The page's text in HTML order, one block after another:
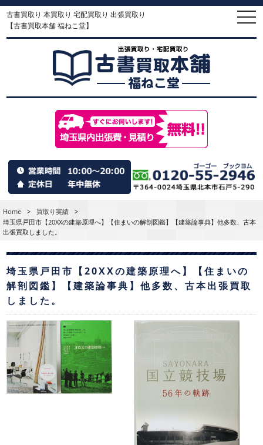
古書買取り 本買取り 宅配買取り 出張買取り
【古書買取本舗 福ねこ堂】
Home > 買取り実績
>
埼玉県戸田市【20XXの建築原理へ】【住まいの解剖図鑑】【建築論事典】他多数、古本
出張買取しました。
埼玉県戸田市【20XXの建築原理へ】【住まいの
解剖図鑑】【建築論事典】他多数、古本出張買取
しました。